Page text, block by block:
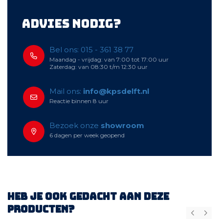
Advies nodig?
Bel ons: 015 - 361 38 77
Maandag - vrijdag: van 7:00 tot 17:00 uur
Zaterdag: van 08:30 t/m 12:30 uur
Mail ons: info@kpsdelft.nl
Reactie binnen 8 uur
Bezoek onze showroom
6 dagen per week geopend
Heb je ook gedacht aan deze
producten?